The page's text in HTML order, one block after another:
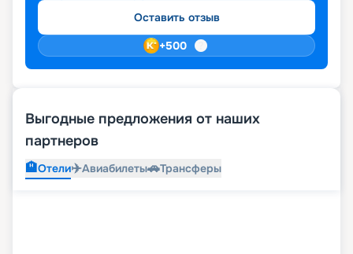
Оставить отзыв
+500
Выгодные предложения от наших
партнеров
🏨Отели✈️Авиабилеты🚗Трансферы